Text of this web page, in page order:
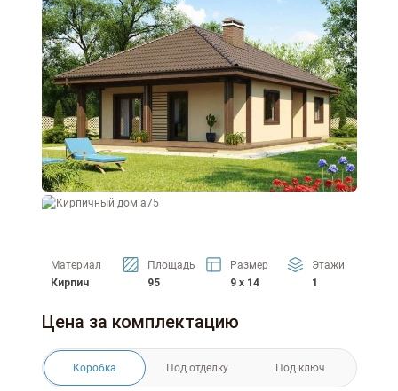
Материал
Кирпич
Площадь
95
Размер
9 x 14
Этажи
1
Цена за комплектацию
Коробка Под отделку Под ключ